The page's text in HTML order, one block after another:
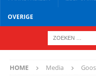
OVERIGE
HOME Media